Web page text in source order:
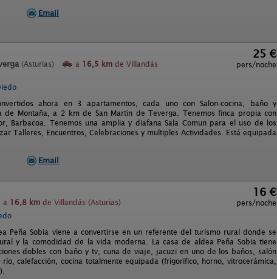
Email
(Asturias) a 16,5 km de Villandás
25 €
pers/noche
ahora en 3 apartamentos, cada uno con Salon-cocina, baño y
Montaña, a 2 km de San Martin de Teverga. Tenemos finca propia con
Barbacoa. Tenemos una amplia y diafana Sala Comun para el uso de los
Talleres, Encuentros, Celebraciones y multiples Actividades. Está equipada
Email
a 16,8 km de Villandás (Asturias)
16 €
pers/noche
Peña Sobia viene a convertirse en un referente del turismo rural donde se
y la comodidad de la vida moderna. La casa de aldea Peña Sobia tiene
dobles con baño y tv, cuna de viaje, jacuzi en uno de los baños, salón
calefacción, cocina totalmente equipada (frigorífico, horno, vitrocerámica,